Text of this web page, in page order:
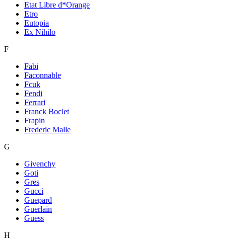
Etat Libre d*Orange
Etro
Eutopia
Ex Nihilo
F
Fabi
Faconnable
Fcuk
Fendi
Ferrari
Franck Boclet
Frapin
Frederic Malle
G
Givenchy
Goti
Gres
Gucci
Guepard
Guerlain
Guess
H